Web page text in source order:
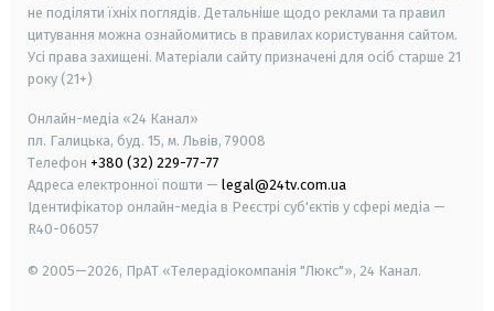
не поділяти їхніх поглядів. Детальніше щодо реклами та правил
цитування можна ознайомитись в правилах користування сайтом.
Усі права захищені. Матеріали сайту призначені для осіб старше 21
року (21+)
Онлайн-медіа «24 Канал»
пл. Галицька, буд. 15, м. Львів, 79008
Телефон +380 (32) 229-77-77
Адреса електронної пошти — legal@24tv.com.ua
Ідентифікатор онлайн-медіа в Реєстрі суб'єктів у сфері медіа —
R40-06057
© 2005—2026, ПрАТ «Телерадіокомпанія "Люкс"», 24 Канал.